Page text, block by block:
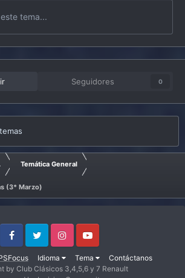
tema...
Seguidores 0
Temática General
(3* Marzo)
Idioma Tema Contáctanos
FacebookTwitter InstagramYoutube
by Club Clásicos 3,4,5,6 y 7 Renault